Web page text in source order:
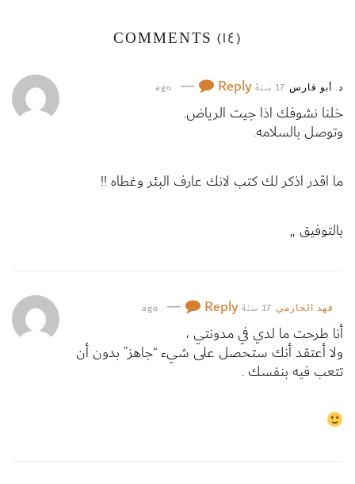
COMMENTS(14)
د. أبو فارس 17 سنة ago —
Reply
خلنا نشوفك اذا جيت الرياض.
وتوصل بالسلامه.
ما اقدر اذكر لك كتب لانك عارف البئر وغطاه !!
بالتوفيق ,,
فهد الحازمي 17 سنة ago —
Reply
أنا طرحت ما لدي في مدونتي ،
ولا أعتقد أنك ستحصل على شيء “جاهز” بدون أن
تتعب فيه بنفسك .